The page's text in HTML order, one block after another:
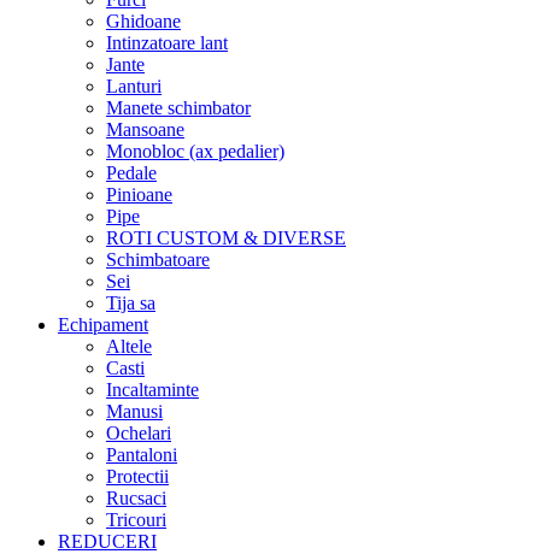
Ghidoane
Intinzatoare lant
Jante
Lanturi
Manete schimbator
Mansoane
Monobloc (ax pedalier)
Pedale
Pinioane
Pipe
ROTI CUSTOM & DIVERSE
Schimbatoare
Sei
Tija sa
Echipament
Altele
Casti
Incaltaminte
Manusi
Ochelari
Pantaloni
Protectii
Rucsaci
Tricouri
REDUCERI